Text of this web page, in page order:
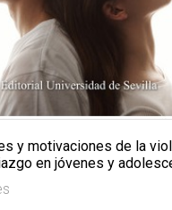
y motivaciones de la
en jóvenes y